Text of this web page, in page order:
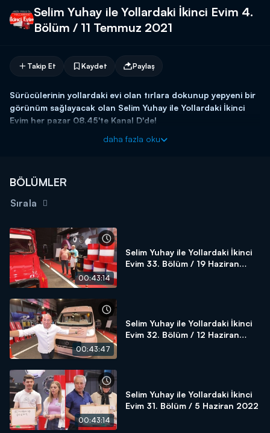
Selim Yuhay ile Yollardaki İkinci Evim 4.
Bölüm / 11 Temmuz 2021
Takip Et Kaydet Paylaş
Sürücülerinin yollardaki evi olan tırlara dokunup yepyeni bir
görünüm sağlayacak olan Selim Yuhay ile Yollardaki İkinci
Evim her pazar 08.45'te Kanal D'de!
daha fazla oku
BÖLÜMLER
Sırala
00:43:14
Selim Yuhay ile Yollardaki İkinci
Evim 33. Bölüm / 19 Haziran
00:43:47
Selim Yuhay ile Yollardaki İkinci
Evim 32. Bölüm / 12 Haziran
00:43:14
Selim Yuhay ile Yollardaki İkinci
Evim 31. Bölüm / 5 Haziran 2022